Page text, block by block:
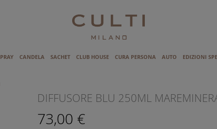
CANDELA SACHET CLUB HOUSE CURA PERSONA AUTO EDIZIONI
DIFFUSORE BLU 250ML
73,00 €